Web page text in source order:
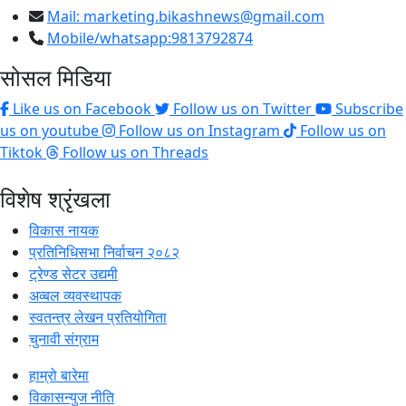
Mail: marketing.bikashnews@gmail.com
Mobile/whatsapp:9813792874
सोसल मिडिया
Like us on Facebook Follow us on Twitter
Subscribe
us on youtube
Follow us on Instagram
Follow us on
Tiktok
Follow us on Threads
विशेष श्रृंखला
विकास नायक
प्रतिनिधिसभा निर्वाचन २०८२
ट्रेण्ड सेटर उद्यमी
अव्बल व्यवस्थापक
स्वतन्त्र लेखन प्रतियोगिता
चुनावी संग्राम
हाम्रो बारेमा
विकासन्युज नीति